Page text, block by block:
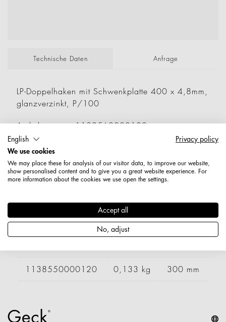
Technische Daten Anfrage
LP-Doppelhaken mit Schwenkplatte 400 x 4,8mm,
glanzverzinkt, P/100
Artikelnummer: 1138560000120
Länge: 400 mm
Durchmesser / Stärke: 4,8 mm
Nettogewicht: 0,161 kg
Artikelnummer Gewicht Länge
1138550000120 0,133 kg 300 mm
English
Privacy policy
We use cookies
We may place these for analysis of our visitor data, to improve our website,
show personalised content and to give you a great website experience. For
more information about the cookies we use open the settings.
Accept all
No, adjust